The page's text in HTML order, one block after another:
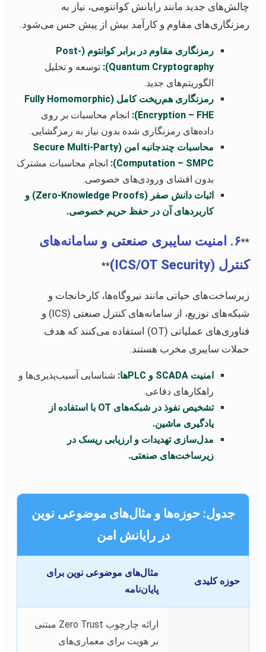
چالش‌های جدید مانند رایانش کوانتومی، نیاز به
رمزنگاری‌های مقاوم و کارآمد بیش از پیش حس می‌شود.
رمزنگاری مقاوم در برابر کوانتوم (Post-
Quantum Cryptography):
توسعه و تحلیل
الگوریتم‌های جدید.
رمزنگاری هم‌ریخت کامل (Fully Homomorphic
Encryption – FHE):
انجام محاسبات بر روی
داده‌های رمزنگاری شده بدون نیاز به رمزگشایی.
محاسبات چندجانبه امن (Secure Multi-Party
Computation – SMPC):
انجام محاسبات مشترک
بدون افشای ورودی‌های خصوصی.
اثبات دانش صفر (Zero-Knowledge Proofs) و
کاربردهای آن در حفظ حریم خصوصی.
**
۶. امنیت سایبری صنعتی و سامانه‌های
کنترل (ICS/OT Security)
**
زیرساخت‌های حیاتی مانند نیروگاه‌ها، کارخانجات و
شبکه‌های توزیع، از سامانه‌های کنترل صنعتی (ICS) و
فناوری‌های عملیاتی (OT) استفاده می‌کنند که هدف
حملات سایبری مخرب هستند.
امنیت SCADA و PLCها:
شناسایی آسیب‌پذیری‌ها و
راهکارهای دفاعی.
تشخیص نفوذ در شبکه‌های OT با استفاده از
یادگیری ماشین.
مدل‌سازی تهدیدات و ارزیابی ریسک در
زیرساخت‌های صنعتی.
جدول: حوزه‌ها و مثال‌های موضوعی نوین
در رایانش امن
حوزه کلیدی
مثال‌های موضوعی نوین برای
پایان‌نامه
ارائه چارچوب Zero Trust مبتنی
بر هویت برای معماری‌های